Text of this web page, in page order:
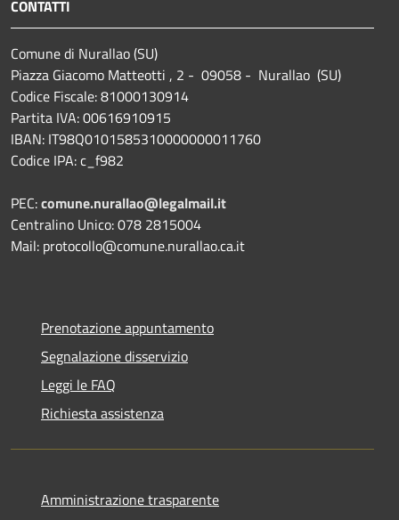
CONTATTI
Comune di Nurallao (SU)
Piazza Giacomo Matteotti , 2 - 09058 - Nurallao (SU)
Codice Fiscale: 81000130914
Partita IVA: 00616910915
IBAN: IT98Q0101585310000000011760
Codice IPA: c_f982
PEC:comune.nurallao@legalmail.it
Centralino Unico: 078 2815004
Mail: protocollo@comune.nurallao.ca.it
Prenotazione appuntamento
Segnalazione disservizio
Leggi le FAQ
Richiesta assistenza
Amministrazione trasparente